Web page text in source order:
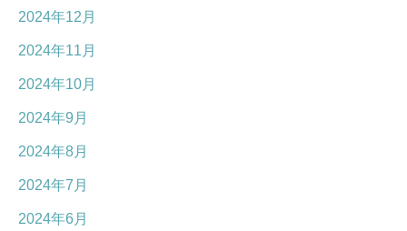
2024年12月
2024年11月
2024年10月
2024年9月
2024年8月
2024年7月
2024年6月